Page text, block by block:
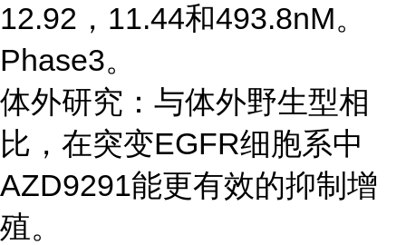
12.92，11.44和493.8nM。
Phase3。
体外研究：与体外野生型相
比，在突变EGFR细胞系中
AZD9291能更有效的抑制增
殖。